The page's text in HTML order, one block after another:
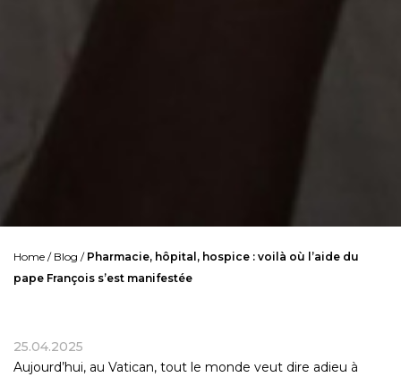
Home / Blog / Pharmacie, hôpital, hospice : voilà où l’aide du
pape François s’est manifestée
25.04.2025
Aujourd’hui, au Vatican, tout le monde veut dire adieu à